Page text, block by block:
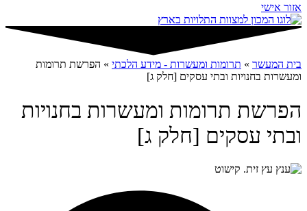
אזור אישי
בית המעשר » תרומות ומעשרות - מידע הלכתי » הפרשת תרומות
ומעשרות בחנויות ובתי עסקים [חלק ג]
הפרשת תרומות ומעשרות בחנויות
ובתי עסקים [חלק ג]